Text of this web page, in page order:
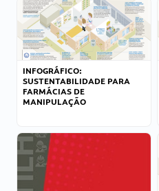
INFOGRÁFICO:
SUSTENTABILIDADE PARA
FARMÁCIAS DE
MANIPULAÇÃO